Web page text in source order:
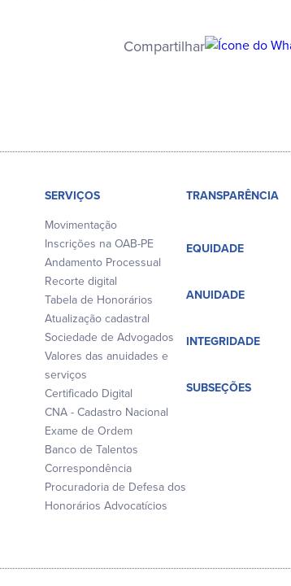
Compartilhar
SERVIÇOS
Movimentação
Inscrições na OAB-PE
Andamento Processual
Recorte digital
Tabela de Honorários
Atualização cadastral
Sociedade de Advogados
Valores das anuidades e
serviços
Certificado Digital
CNA - Cadastro Nacional
Exame de Ordem
Banco de Talentos
Correspondência
Procuradoria de Defesa dos
Honorários Advocatícios
TRANSPARÊNCIA
EQUIDADE
ANUIDADE
INTEGRIDADE
SUBSEÇÕES